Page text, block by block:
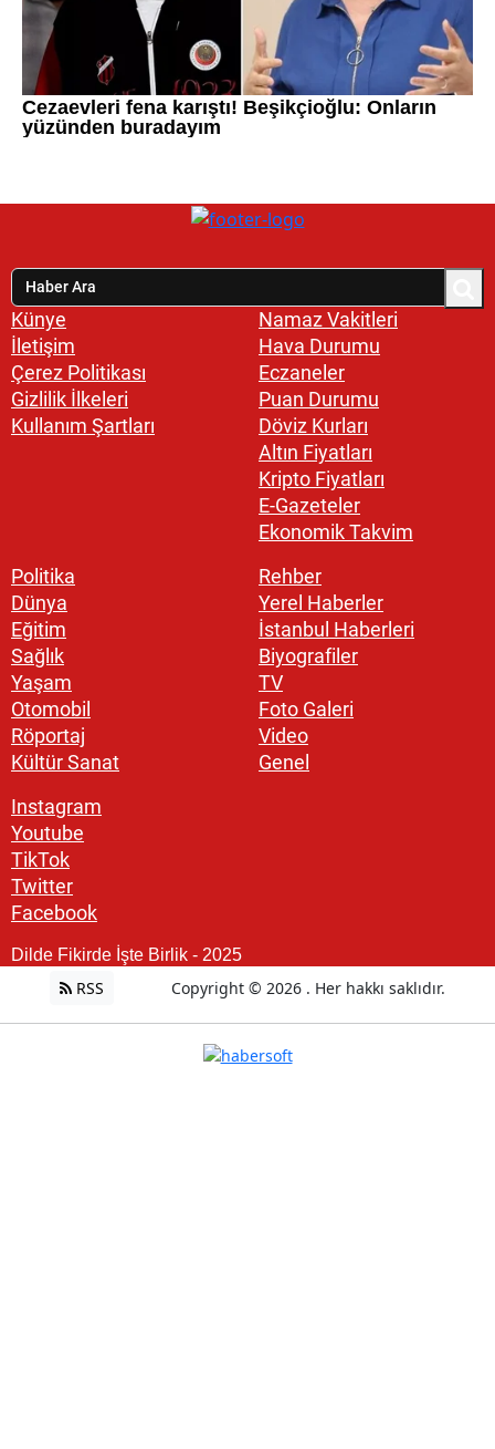
Künye
İletişim
Çerez Politikası
Gizlilik İlkeleri
Kullanım Şartları
Namaz Vakitleri
Hava Durumu
Eczaneler
Puan Durumu
Döviz Kurları
Altın Fiyatları
Kripto Fiyatları
E-Gazeteler
Ekonomik Takvim
Politika
Dünya
Eğitim
Sağlık
Yaşam
Otomobil
Röportaj
Kültür Sanat
Rehber
Yerel Haberler
İstanbul Haberleri
Biyografiler
TV
Foto Galeri
Video
Genel
Instagram
Youtube
TikTok
Twitter
Facebook
Dilde Fikirde İşte Birlik - 2025
RSS Copyright © 2026 . Her hakkı saklıdır.